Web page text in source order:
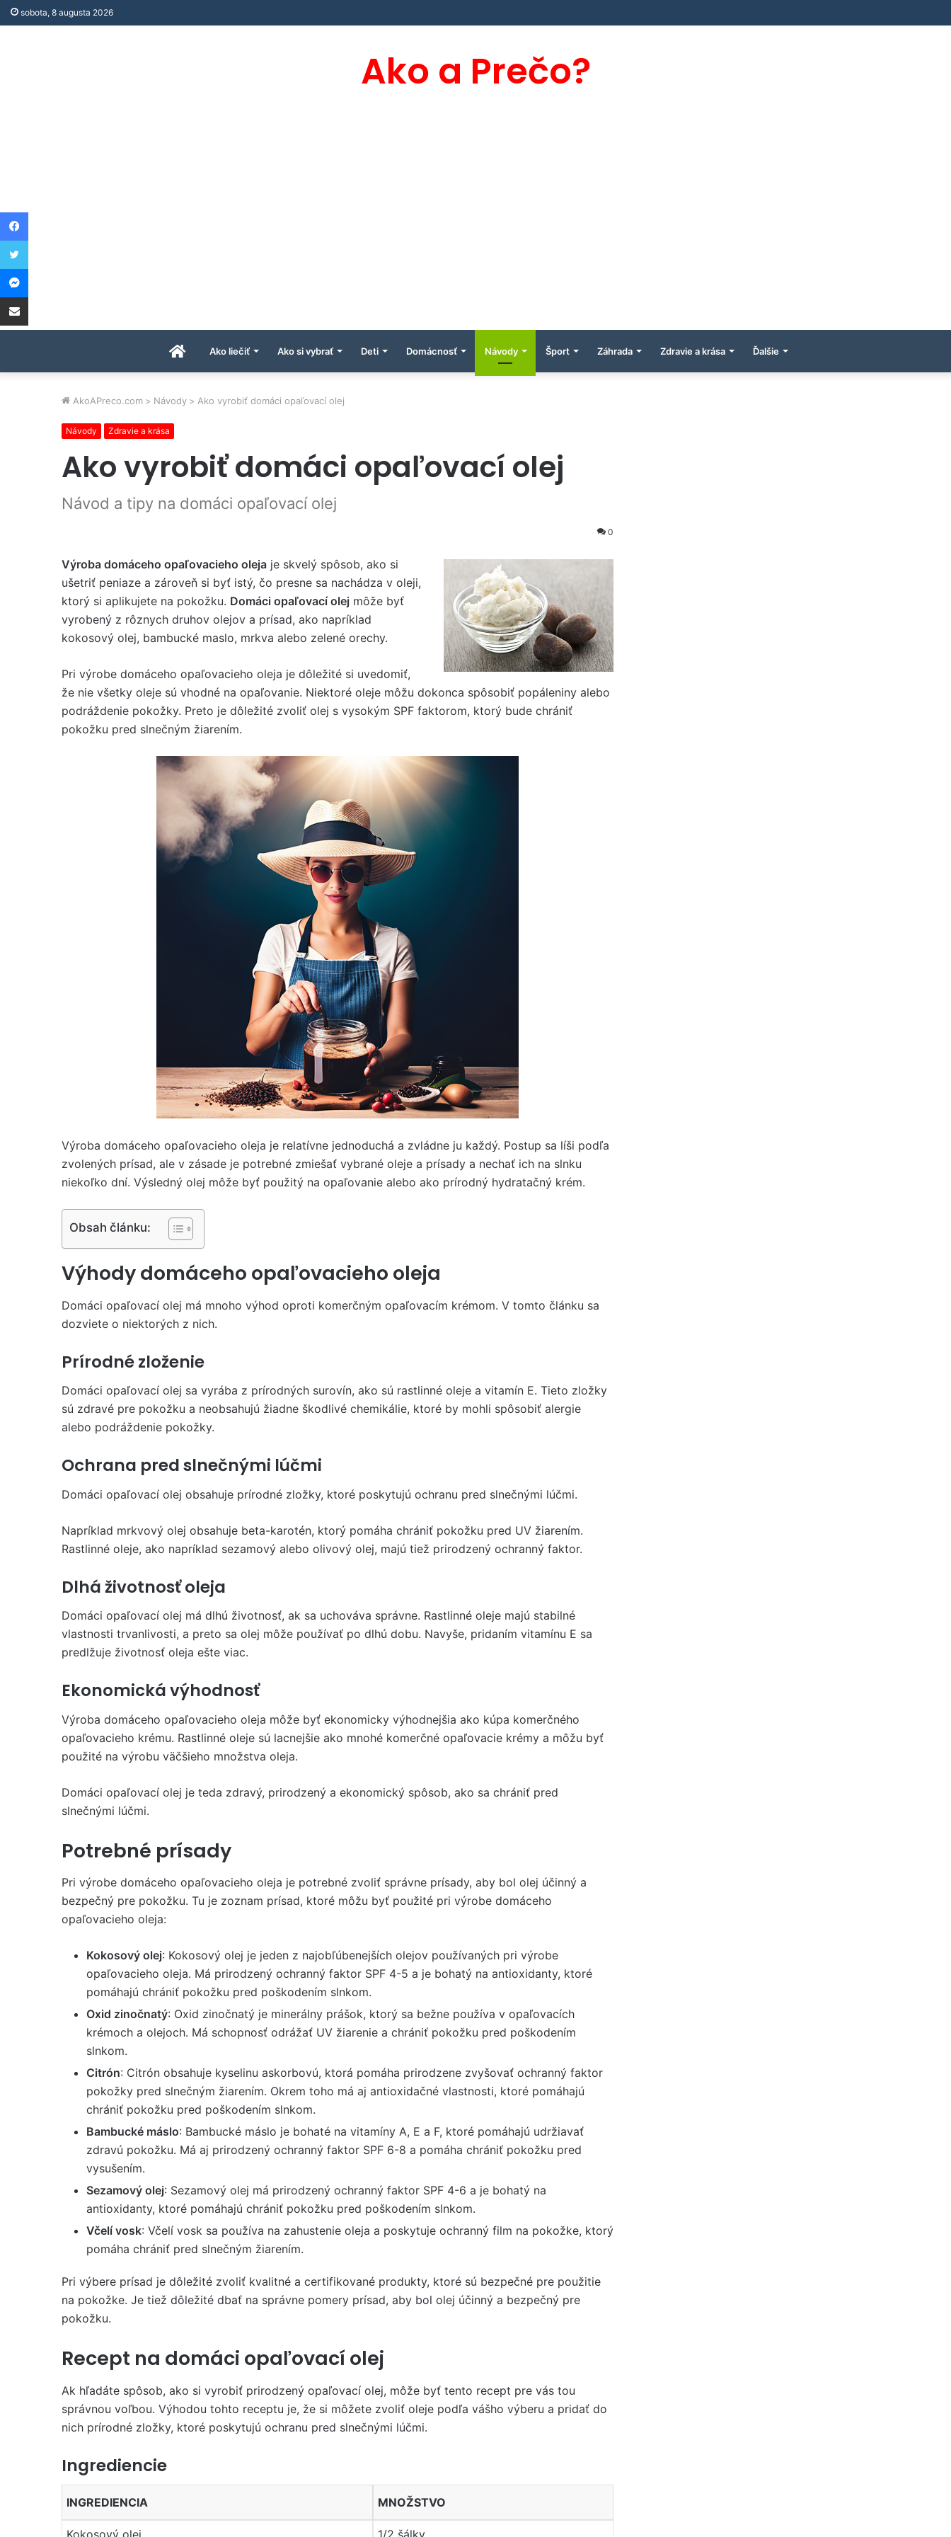
sobota, 8 augusta 2026
Ako a Prečo?
ÚvodnáAko liečiť Ako si vybrať Deti Domácnosť Návody Šport Záhrada Zdravie a krása Ďalšie
AkoAPreco.com > Návody > Ako vyrobiť domáci opaľovací olej
Návody Zdravie a krása
Ako vyrobiť domáci opaľovací olej
Návod a tipy na domáci opaľovací olej
0
Výroba domáceho opaľovacieho oleja je skvelý spôsob, ako si
ušetriť peniaze a zároveň si byť istý, čo presne sa nachádza v oleji,
ktorý si aplikujete na pokožku. Domáci opaľovací olej môže byť
vyrobený z rôznych druhov olejov a prísad, ako napríklad
kokosový olej, bambucké maslo, mrkva alebo zelené orechy.
Pri výrobe domáceho opaľovacieho oleja je dôležité si uvedomiť,
že nie všetky oleje sú vhodné na opaľovanie. Niektoré oleje môžu dokonca spôsobiť popáleniny alebo
podráždenie pokožky. Preto je dôležité zvoliť olej s vysokým SPF faktorom, ktorý bude chrániť
pokožku pred slnečným žiarením.
Výroba domáceho opaľovacieho oleja je relatívne jednoduchá a zvládne ju každý. Postup sa líši podľa
zvolených prísad, ale v zásade je potrebné zmiešať vybrané oleje a prísady a nechať ich na slnku
niekoľko dní. Výsledný olej môže byť použitý na opaľovanie alebo ako prírodný hydratačný krém.
Obsah článku:
Výhody domáceho opaľovacieho oleja
Domáci opaľovací olej má mnoho výhod oproti komerčným opaľovacím krémom. V tomto článku sa
dozviete o niektorých z nich.
Prírodné zloženie
Domáci opaľovací olej sa vyrába z prírodných surovín, ako sú rastlinné oleje a vitamín E. Tieto zložky
sú zdravé pre pokožku a neobsahujú žiadne škodlivé chemikálie, ktoré by mohli spôsobiť alergie
alebo podráždenie pokožky.
Ochrana pred slnečnými lúčmi
Domáci opaľovací olej obsahuje prírodné zložky, ktoré poskytujú ochranu pred slnečnými lúčmi.
Napríklad mrkvový olej obsahuje beta-karotén, ktorý pomáha chrániť pokožku pred UV žiarením.
Rastlinné oleje, ako napríklad sezamový alebo olivový olej, majú tiež prirodzený ochranný faktor.
Dlhá životnosť oleja
Domáci opaľovací olej má dlhú životnosť, ak sa uchováva správne. Rastlinné oleje majú stabilné
vlastnosti trvanlivosti, a preto sa olej môže používať po dlhú dobu. Navyše, pridaním vitamínu E sa
predlžuje životnosť oleja ešte viac.
Ekonomická výhodnosť
Výroba domáceho opaľovacieho oleja môže byť ekonomicky výhodnejšia ako kúpa komerčného
opaľovacieho krému. Rastlinné oleje sú lacnejšie ako mnohé komerčné opaľovacie krémy a môžu byť
použité na výrobu väčšieho množstva oleja.
Domáci opaľovací olej je teda zdravý, prirodzený a ekonomický spôsob, ako sa chrániť pred
slnečnými lúčmi.
Potrebné prísady
Pri výrobe domáceho opaľovacieho oleja je potrebné zvoliť správne prísady, aby bol olej účinný a
bezpečný pre pokožku. Tu je zoznam prísad, ktoré môžu byť použité pri výrobe domáceho
opaľovacieho oleja:
Kokosový olej: Kokosový olej je jeden z najobľúbenejších olejov používaných pri výrobe
opaľovacieho oleja. Má prirodzený ochranný faktor SPF 4-5 a je bohatý na antioxidanty, ktoré
pomáhajú chrániť pokožku pred poškodením slnkom.
Oxid zinočnatý: Oxid zinočnatý je minerálny prášok, ktorý sa bežne používa v opaľovacích
krémoch a olejoch. Má schopnosť odrážať UV žiarenie a chrániť pokožku pred poškodením
slnkom.
Citrón: Citrón obsahuje kyselinu askorbovú, ktorá pomáha prirodzene zvyšovať ochranný faktor
pokožky pred slnečným žiarením. Okrem toho má aj antioxidačné vlastnosti, ktoré pomáhajú
chrániť pokožku pred poškodením slnkom.
Bambucké máslo: Bambucké máslo je bohaté na vitamíny A, E a F, ktoré pomáhajú udržiavať
zdravú pokožku. Má aj prirodzený ochranný faktor SPF 6-8 a pomáha chrániť pokožku pred
vysušením.
Sezamový olej: Sezamový olej má prirodzený ochranný faktor SPF 4-6 a je bohatý na
antioxidanty, ktoré pomáhajú chrániť pokožku pred poškodením slnkom.
Včelí vosk: Včelí vosk sa používa na zahustenie oleja a poskytuje ochranný film na pokožke, ktorý
pomáha chrániť pred slnečným žiarením.
Pri výbere prísad je dôležité zvoliť kvalitné a certifikované produkty, ktoré sú bezpečné pre použitie
na pokožke. Je tiež dôležité dbať na správne pomery prísad, aby bol olej účinný a bezpečný pre
pokožku.
Recept na domáci opaľovací olej
Ak hľadáte spôsob, ako si vyrobiť prirodzený opaľovací olej, môže byť tento recept pre vás tou
správnou voľbou. Výhodou tohto receptu je, že si môžete zvoliť oleje podľa vášho výberu a pridať do
nich prírodné zložky, ktoré poskytujú ochranu pred slnečnými lúčmi.
Ingrediencie
INGREDIENCIA MNOŽSTVO
Kokosový olej 1/2 šálky
Facebook
Twitter
Messenger
Share via Email